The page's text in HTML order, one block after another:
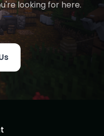
looking for here.